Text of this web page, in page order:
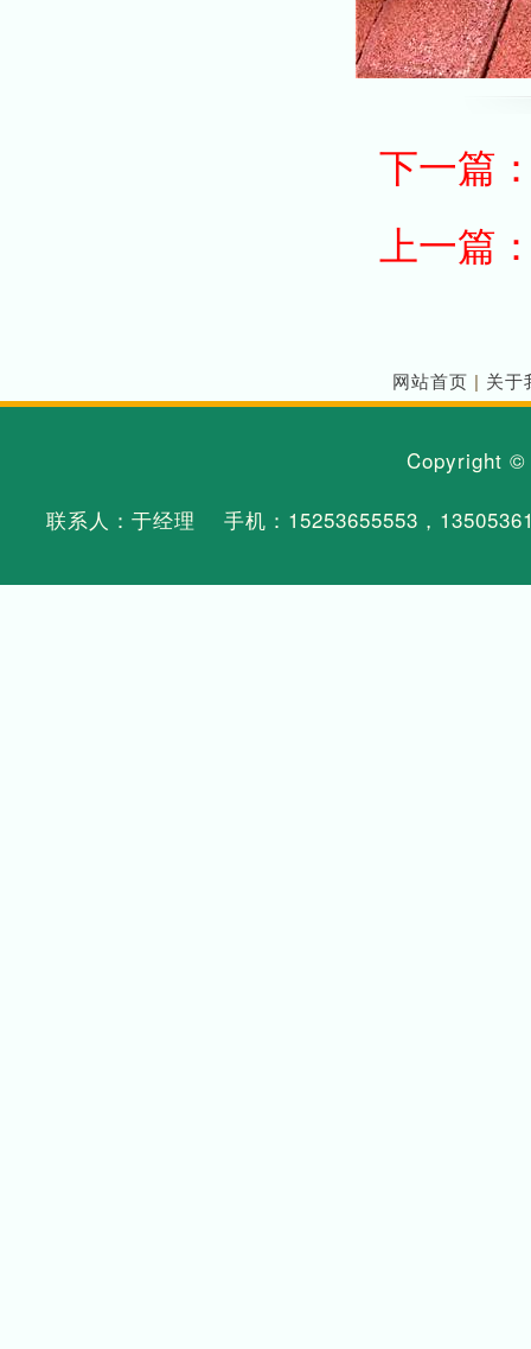
下一篇
上一篇
网站首页 | 关于
Copyright
联系人：于经理 手机： 15253655553 ，